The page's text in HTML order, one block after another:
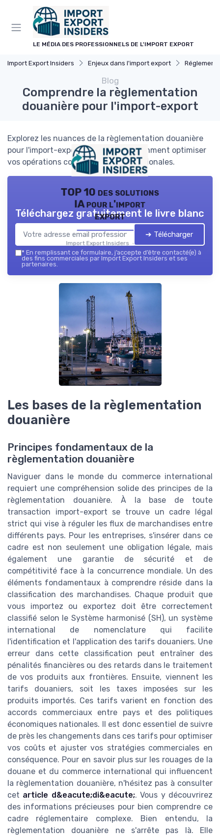
LE MÉDIA DES PROFESSIONNELS DE L'IMPORT EXPORT
Import Export Insiders Enjeux dans l'import export
Blog
Comprendre la règlementation
douanière pour l'import-export
Explorez les nuances de la règlementation douanière
pour l'import-export et découvrez comment optimiser
vos opérations commerciales internationales.
TOP 10 des solutions
IA pour l'import
export
Import Export Insiders — 2026
Téléchargez gratuitement le livre blanc
➔ Télécharger
* En remplissant ce formulaire, j’accepte d’être contacté(e) à
des fins commerciales par Import Export Insiders et ses
partenaires.
Les bases de la règlementation
douanière
Principes fondamentaux de la
règlementation douanière
Naviguer dans le monde du commerce international
requiert une compréhension solide des principes de la
règlementation douanière. À la base de toute
transaction import-export se trouve un cadre légal
strict qui vise à réguler les flux de marchandises entre
différents pays. Pour les entreprises, s'insérer dans ce
cadre est non seulement une obligation légale, mais
également une garantie de sécurité et de
compétitivité face à la concurrence mondiale. Un des
éléments fondamentaux à comprendre réside dans la
classification des marchandises. Chaque produit que
vous importez ou exportez doit être correctement
classifié selon le Système harmonisé (SH), un système
international de nomenclature qui facilite
l'identification et l'application des tarifs douaniers. Une
erreur dans cette classification peut entraîner des
pénalités financières ou des retards dans le traitement
de vos produits aux frontières. Ensuite, viennent les
tarifs douaniers, soit les taxes imposées sur les
produits importés. Ces tarifs varient en fonction des
accords commerciaux entre pays et des politiques
économiques nationales. Il est donc essentiel de suivre
de près les changements dans ces tarifs pour optimiser
vos coûts et ajuster vos stratégies commerciales en
conséquence. Pour en savoir plus sur les rouages de la
douane et du commerce international qui influencent
la règlementation douanière, n'hésitez pas à consulter
cet article d&eacute;di&eacute;. Vous y découvrirez
des informations précieuses pour bien comprendre ce
cadre réglementaire complexe. Bien entendu, la
règlementation douanière ne s'arrête pas là. Elle
Panneau de gestion des cookies